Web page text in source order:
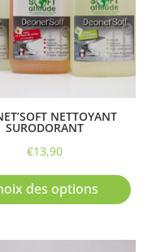
sur
la
NETTOYANT
SURODORANT
€13,90
des options